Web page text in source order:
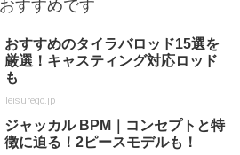
すすめです
おすすめのタイラバロッド15選を
厳選！キャスティング対応ロッド
も
leisurego.jp
ジャッカル BPM｜コンセプトと特
徴に迫る！2ピースモデルも！